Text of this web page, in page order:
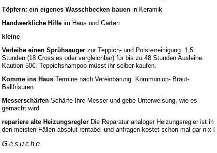
Töpfern: ein eigenes Wasschbecken bauen in Keramik
Handwerkliche Hilfe im Haus und Garten
kleine
Verleihe einen Sprühsauger zur Teppich- und Polsterreinigung. 1,5
Stunden (18 Crossies oder vergleichbar) für bis zu 48 Stunden Ausleihe.
Kaution 50€. Teppichshampoo müsst ihr selber kaufen.
Komme ins Haus Termine nach Vereinbarung. Kommunion- Braut-
Ballfrisuren
Messerschärfen Schärfe Ihre Messer und gebe Unterweisung, wie es
gemacht wird.
repariere alte Heizungsregler Die Reparatur analoger Heizungsregler ist in
den meisten Fällen absolut rentabel und anfragen kostet schon mal gar nix !
Gesuche